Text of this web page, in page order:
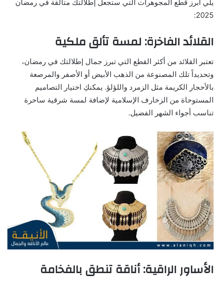
يلي أبرز قطع المجوهرات التي ستجعل إطلالتك متألقة في رمضان
2025:
القلائد الفاخرة: لمسة تألق ملكية
تعتبر القلائد من أكثر القطع التي تبرز جمال إطلالتك في رمضان،
وتحديداً تلك المصنوعة من الذهب الأبيض أو الأصفر والمرصعة
بالأحجار الكريمة مثل الزمرد واللؤلؤ. يمكنكِ اختيار التصاميم
المستوحاة من الزخارف الإسلامية لإضافة لمسة شرقية ساحرة
تناسب أجواء الشهر الفضيل.
الأساور الراقية: أناقة تنطق بالفخامة